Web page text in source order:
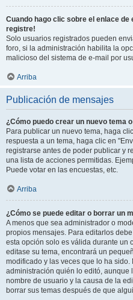
Cuando hago clic sobre el enlace de
registre!
Solo usuarios registrados pueden
foro, si la administración habilita la
malicioso del sistema de e-mail por
Arriba
Publicación de mensajes
¿Cómo puedo crear un nuevo tema
Para publicar un nuevo tema, haga
respuesta a un tema, haga clic en
registrarse antes de poder publicar y
una lista de acciones permitidas.
Puede votar en las encuestas, etc.
Arriba
¿Cómo se puede editar o borrar un
A menos que sea administrador o
propios mensajes. Para editarlos
esta opción solo es válida durante un
editase su tema, encontrará un
modificado y las veces que lo ha
administración quién lo editó, aunque
nombre de usuario y la causa de la
borrar sus temas después de que